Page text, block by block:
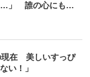
」 誰の心にもあ
現在 美しいすっぴ
い！」